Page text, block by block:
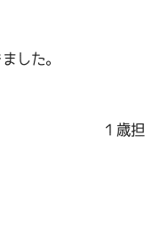
した。
１歳担